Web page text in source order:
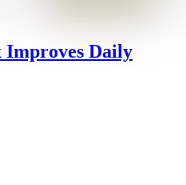
Improves Daily